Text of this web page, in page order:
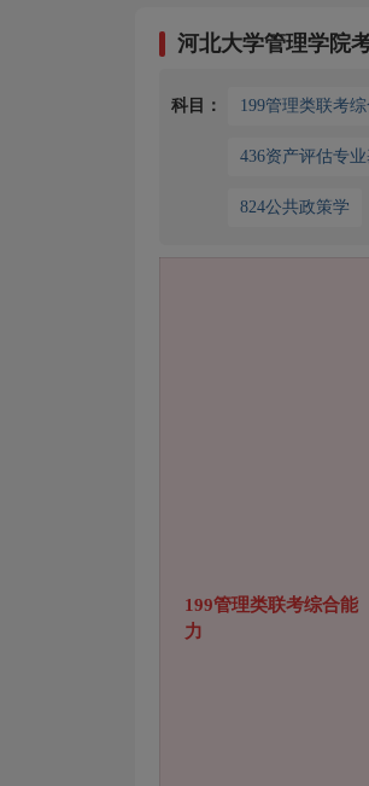
河北大学管理学院
科目： 199管理类联考
436资产评估专
824公共政策学
199管理类联考综合能
力